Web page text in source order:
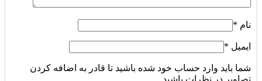
نام *
ایمیل *
شما باید وارد حساب خود شده باشید تا قادر به اضافه کردن